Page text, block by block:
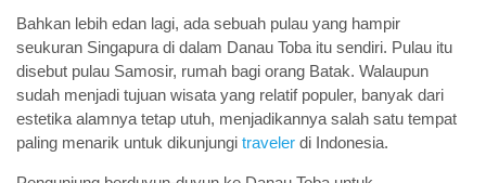
Bahkan lebih edan lagi, ada sebuah pulau yang hampir
seukuran Singapura di dalam Danau Toba itu sendiri. Pulau itu
disebut pulau Samosir, rumah bagi orang Batak. Walaupun
sudah menjadi tujuan wisata yang relatif populer, banyak dari
estetika alamnya tetap utuh, menjadikannya salah satu tempat
paling menarik untuk dikunjungi traveler di Indonesia.